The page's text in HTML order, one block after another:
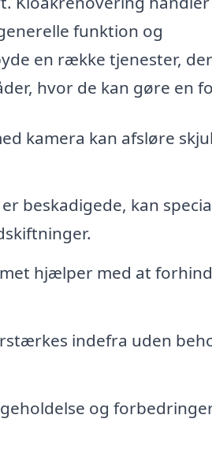
funktion og
en række tjenester, der
hvor de kan gøre en
kamera kan afsløre
beskadigede, kan
hjælper med at
indefra uden
og